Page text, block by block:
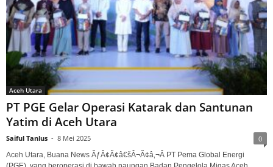
Aceh Utara
PT PGE Gelar Operasi Katarak dan Santunan
Yatim di Aceh Utara
Saiful Tanlus - 8 Mei 2025 0
Aceh Utara, Buana News ÃƒÂ¢Ã¢â€šÂ¬Ã¢â‚¬Â PT Pema Global Energi